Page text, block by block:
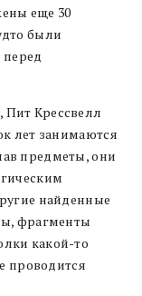
еще 30
были
Крессвелл
лет занимаются
предметы, они
найденные
фрагменты
какой-то
проводится